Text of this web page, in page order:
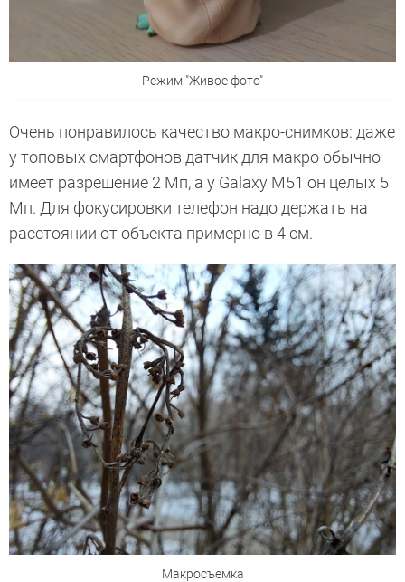
Режим "Живое фото"
Очень понравилось качество макро-снимков: даже
у топовых смартфонов датчик для макро обычно
имеет разрешение 2 Мп, а у Galaxy M51 он целых 5
Мп. Для фокусировки телефон надо держать на
расстоянии от объекта примерно в 4 см.
Макросъемка